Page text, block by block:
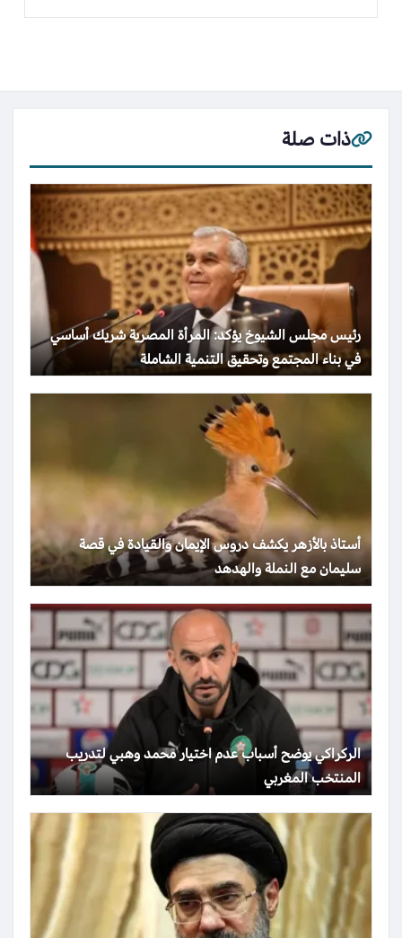
ذات صلة
رئيس مجلس الشيوخ يؤكد: المرأة المصرية شريك أساسي
في بناء المجتمع وتحقيق التنمية الشاملة
أستاذ بالأزهر يكشف دروس الإيمان والقيادة في قصة
سليمان مع النملة والهدهد
الركراكي يوضح أسباب عدم اختيار محمد وهبي لتدريب
المنتخب المغربي